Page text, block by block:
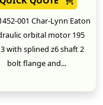
001 Char-Lynn Eaton
orbital motor 195
with splined z6 shaft 2
bolt flange and...